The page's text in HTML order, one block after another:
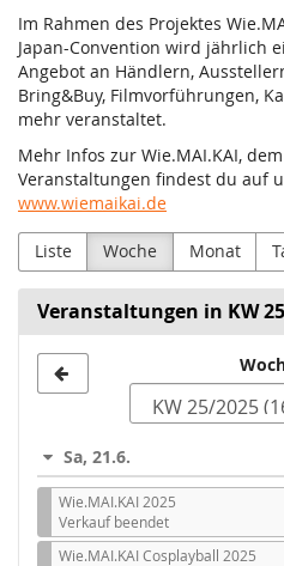
Im Rahmen des Projektes
Japan-Convention wird jährlich
Angebot an Händlern,
Bring&Buy, Filmvorführungen,
mehr veranstaltet.
Mehr Infos zur Wie.MAI.KAI,
Veranstaltungen findest du auf
www.wiemaikai.de
Liste Woche Monat
Veranstaltungen in KW
zur
auswählen
Sa, 21.6.
Wie.MAI.KAI 2025
Verkauf beendet
Wie.MAI.KAI Cosplayball 2025